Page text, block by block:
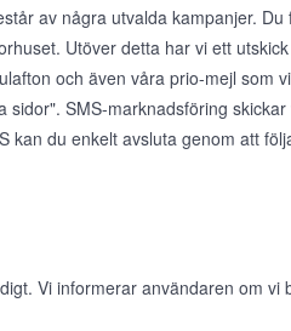
av några utvalda kampanjer. Du
Utöver detta har vi ett
och även våra prio-mejl som
SMS-marknadsföring skickar
kan du enkelt avsluta genom att
Vi informerar användaren om vi